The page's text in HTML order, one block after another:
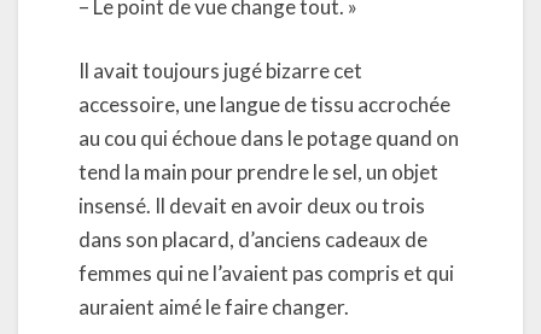
– Le point de vue change tout. »
Il avait toujours jugé bizarre cet
accessoire, une langue de tissu accrochée
au cou qui échoue dans le potage quand on
tend la main pour prendre le sel, un objet
insensé. Il devait en avoir deux ou trois
dans son placard, d’anciens cadeaux de
femmes qui ne l’avaient pas compris et qui
auraient aimé le faire changer.